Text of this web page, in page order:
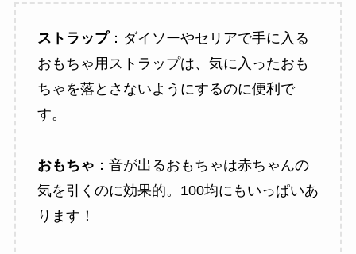
ストラップ：ダイソーやセリアで手に入る
おもちゃ用ストラップは、気に入ったおも
ちゃを落とさないようにするのに便利で
す。
おもちゃ ：音が出るおもちゃは赤ちゃんの
気を引くのに効果的。100均にもいっぱいあ
ります！